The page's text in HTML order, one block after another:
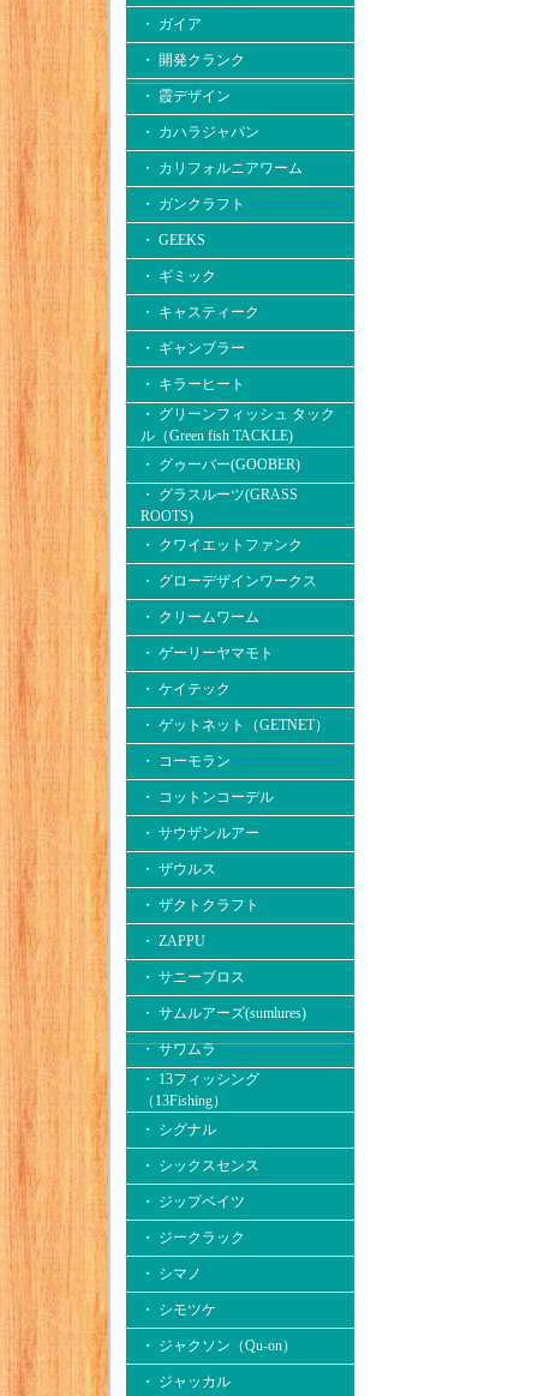
・ ガイア
・ 開発クランク
・ 霞デザイン
・ カハラジャパン
・ カリフォルニアワーム
・ ガンクラフト
・ GEEKS
・ ギミック
・ キャスティーク
・ ギャンブラー
・ キラーヒート
・ グリーンフィッシュ タック
ル（Green fish TACKLE)
・ グゥーバー(GOOBER)
・ グラスルーツ(GRASS
ROOTS)
・ クワイエットファンク
・ グローデザインワークス
・ クリームワーム
・ ゲーリーヤマモト
・ ケイテック
・ ゲットネット（GETNET）
・ コーモラン
・ コットンコーデル
・ サウザンルアー
・ ザウルス
・ ザクトクラフト
・ ZAPPU
・ サニーブロス
・ サムルアーズ(sumlures)
・ サワムラ
・ 13フィッシング
（13Fishing）
・ シグナル
・ シックスセンス
・ ジップベイツ
・ ジークラック
・ シマノ
・ シモツケ
・ ジャクソン（Qu-on）
・ ジャッカル